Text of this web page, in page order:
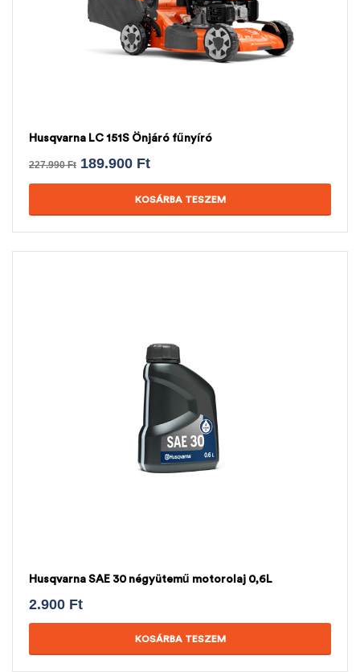
Husqvarna LC 151S Önjáró fűnyíró
227.990Ft 189.900 Ft
KOSÁRBA TESZEM
Husqvarna SAE 30 négyütemű motorolaj 0,6L
2.900 Ft
KOSÁRBA TESZEM